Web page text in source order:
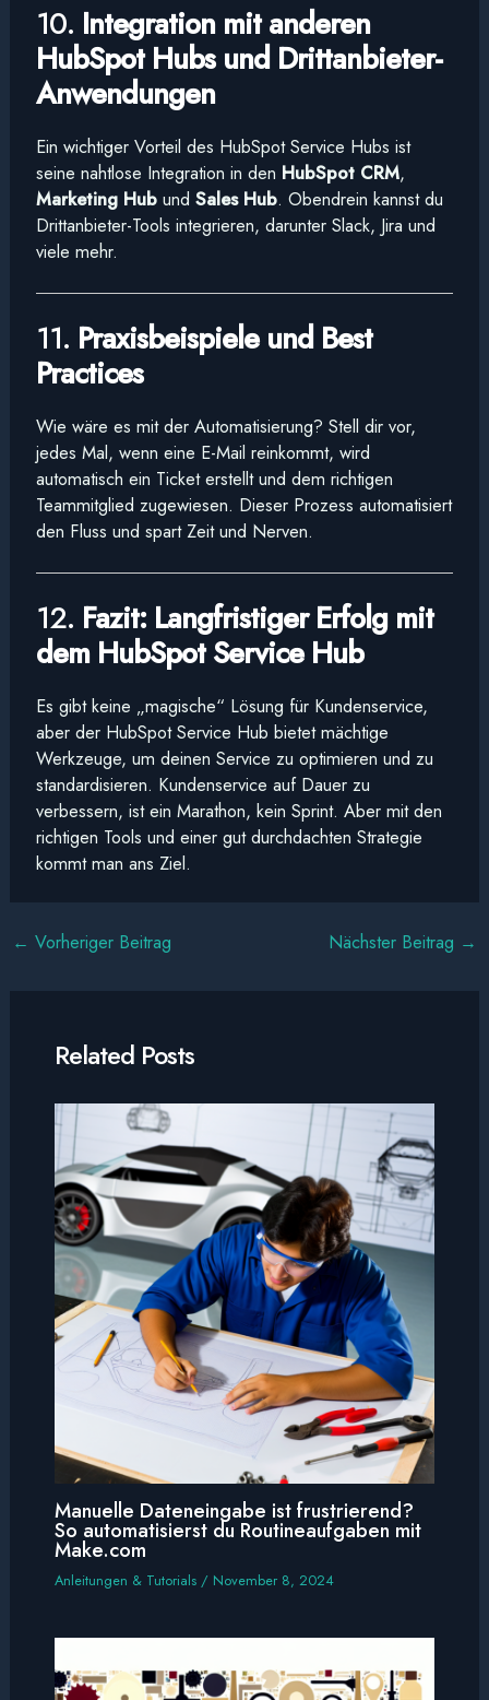
10. Integration mit anderen
HubSpot Hubs und Drittanbieter-
Anwendungen
Ein wichtiger Vorteil des HubSpot Service Hubs ist
seine nahtlose Integration in den HubSpot CRM,
Marketing Hubund Sales Hub. Obendrein kannst du
Drittanbieter-Tools integrieren, darunter Slack, Jira und
viele mehr.
11. Praxisbeispiele und Best
Practices
Wie wäre es mit der Automatisierung? Stell dir vor,
jedes Mal, wenn eine E-Mail reinkommt, wird
automatisch ein Ticket erstellt und dem richtigen
Teammitglied zugewiesen. Dieser Prozess automatisiert
den Fluss und spart Zeit und Nerven.
12. Fazit: Langfristiger Erfolg mit
dem HubSpot Service Hub
Es gibt keine „magische“ Lösung für Kundenservice,
aber der HubSpot Service Hub bietet mächtige
Werkzeuge, um deinen Service zu optimieren und zu
standardisieren. Kundenservice auf Dauer zu
verbessern, ist ein Marathon, kein Sprint. Aber mit den
richtigen Tools und einer gut durchdachten Strategie
kommt man ans Ziel.
← Vorheriger Beitrag Nächster Beitrag →
Related Posts
Manuelle Dateneingabe ist frustrierend?
So automatisierst du Routineaufgaben mit
Make.com
Anleitungen & Tutorials/ November 8, 2024